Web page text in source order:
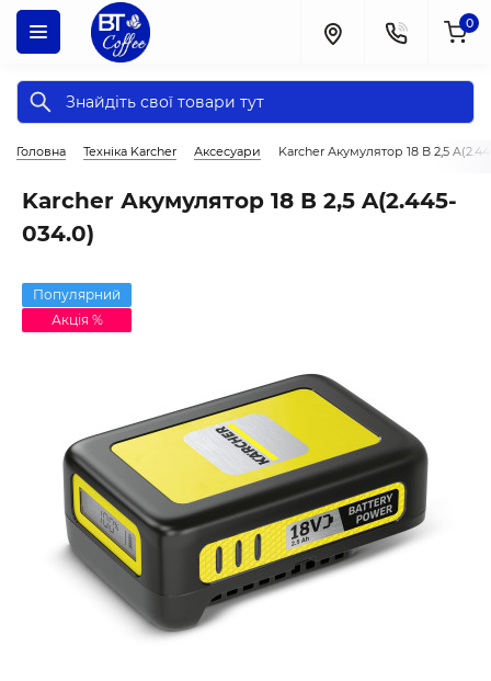
0
Головна Техніка Karcher Аксесуари Karcher Акумулятор 18 В 2,5
Karcher Акумулятор 18 В 2,5 A(2.445-
034.0)
Популярний
Акція %